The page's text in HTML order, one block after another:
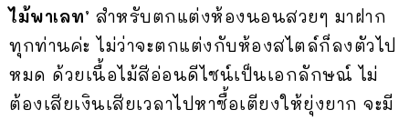
ไม้พาเลท’ สำหรับตกแต่งห้องนอนสวยๆ มาฝาก
ทุกท่านค่ะ ไม่ว่าจะตกแต่งกับห้องสไตล์ก็ลงตัวไป
หมด ด้วยเนื้อไม้สีอ่อนดีไซน์เป็นเอกลักษณ์ ไม่
ต้องเสียเงินเสียเวลาไปหาซื้อเตียงให้ยุ่งยาก จะมี